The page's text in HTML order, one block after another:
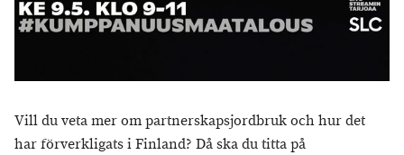
Vill du veta mer om partnerskapsjordbruk och hur det
har förverkligats i Finland? Då ska du titta på